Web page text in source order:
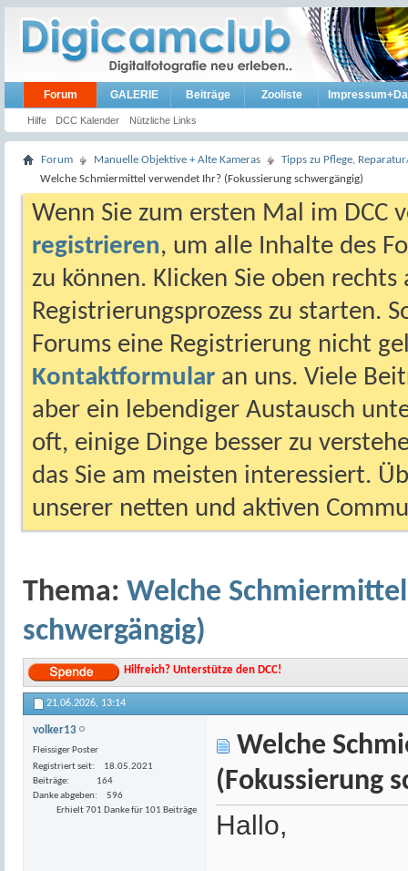
Forum
Hilfe DCC Kalender Nützliche Links
GALERIE Beiträge Zooliste
Forum Manuelle Objektive + Alte Kameras
Tipps zu Pflege,
Welche Schmiermittel verwendet Ihr? (Fokussierung schwergängig)
Wenn Sie zum ersten Mal im DCC
registrieren, um alle Inhalte des
zu können. Klicken Sie oben
Registrierungsprozess zu starten.
Forums eine Registrierung nicht
Kontaktformular an uns. Viele
aber ein lebendiger Austausch
oft, einige Dinge besser zu
das Sie am meisten interessiert.
unserer netten und aktiven
Thema: Welche
schwergängig)
Hilfreich? Unterstütze den DCC!
21.06.2026, 13:14
volker13
Fleissiger Poster
Registriert seit
18.05.2021
Beiträge
164
Danke abgeben
596
Erhielt 701 Danke für 101 Beiträge
Welche
(Fokussierung
Hallo,